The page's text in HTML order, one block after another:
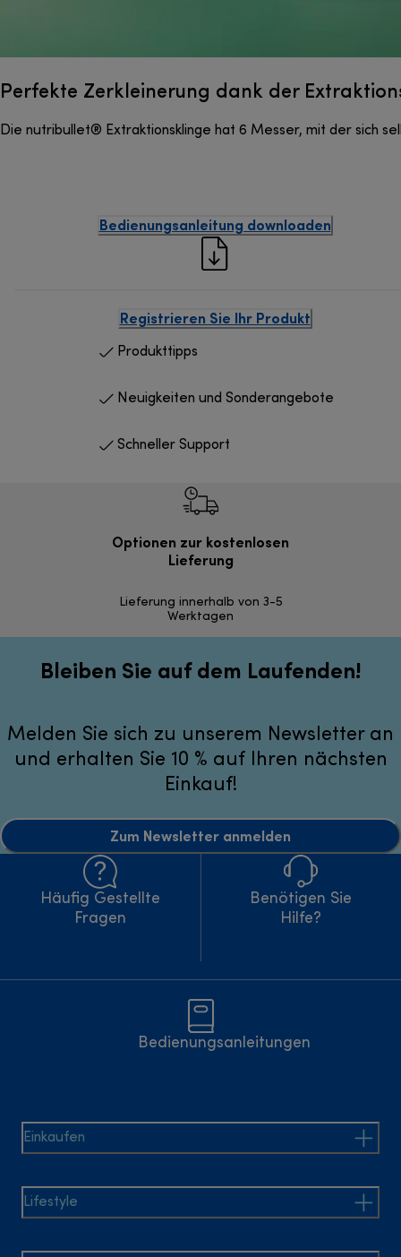
Perfekte Zerkleinerung dank der
Die nutribullet® Extraktionsklinge hat 6 Messer, mit der sich
Bedienungsanleitung downloaden
Registrieren Sie Ihr Produkt
Produkttipps
Neuigkeiten und Sonderangebote
Schneller Support
Optionen zur kostenlosen
Lieferung
Lieferung innerhalb von 3-5
Werktagen
Bleiben Sie auf dem Laufenden!
Melden Sie sich zu unserem Newsletter an
und erhalten Sie 10 % auf Ihren nächsten
Einkauf!
Zum Newsletter anmelden
Häufig Gestellte
Fragen
Benötigen Sie
Hilfe?
Bedienungsanleitungen
Einkaufen
Lifestyle